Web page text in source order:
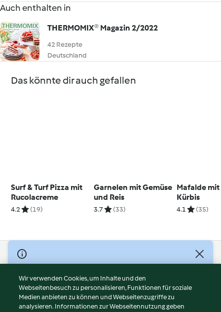
Auch enthalten in
THERMOMIX® Magazin 2/2022
42 Rezepte
Deutschland
Das könnte dir auch gefallen
Surf & Turf Pizza mit
Rucolacreme
4.2 (19)
Garnelen mit Gemüse
und Reis
3.7 (33)
Mafalde
Kürbis
4.1 (35)
© Copyright 2026
Nutzungsbedingungen
Datenschutzrichtlinien
Disclaimer
Wir verwenden Cookies, um Inhalte und den
Webseitenbesuch zu personalisieren, Funktionen für soziale
Medien anbieten zu können und Webseitenzugriffe zu
analysieren. Informationen zur Webseitennutzung geben